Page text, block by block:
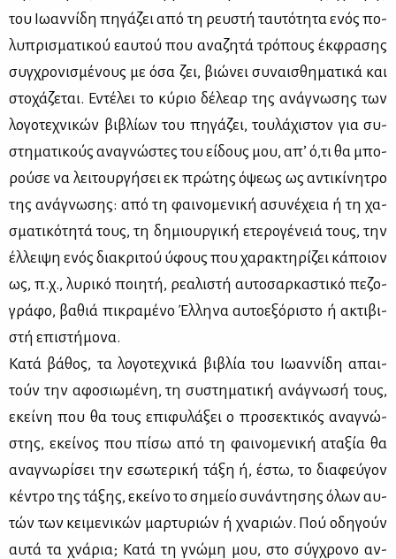
του Ιω­αν­νί­δη πη­γά­ζει από τη ρευ­στή ταυ­τό­τη­τα ενός πο­
λυ­πρι­σμα­τι­κού εαυ­τού που ανα­ζη­τά τρό­πους έκ­φρα­σης
συγ­χρο­νι­σμέ­νους με όσα ζει, βιώ­νει συ­ναι­σθη­μα­τι­κά και
στο­χά­ζε­ται. Εντέ­λει το κύ­ριο δέ­λε­αρ της ανά­γνω­σης των
λο­γο­τε­χνι­κών βι­βλί­ων του πη­γά­ζει, του­λά­χι­στον για συ­
στη­μα­τι­κούς ανα­γνώ­στες του εί­δους μου, απ’ ό,τι θα μπο­
ρού­σε να λει­τουρ­γή­σει εκ πρώ­της όψε­ως ως αντι­κί­νη­τρο
της ανά­γνω­σης: από τη φαι­νο­με­νι­κή ασυ­νέ­χεια ή τη χα­
σμα­τι­κό­τη­τά τους, τη δη­μιουρ­γι­κή ετε­ρο­γέ­νειά τους, την
έλ­λει­ψη ενός δια­κρι­τού ύφους που χα­ρα­κτη­ρί­ζει κά­ποιον
ως, π.χ., λυ­ρι­κό ποι­η­τή, ρε­α­λι­στή αυ­το­σαρ­κα­στι­κό πε­ζο­
γρά­φο, βα­θιά πι­κρα­μέ­νο Έλ­λη­να αυ­το­ε­ξό­ρι­στο ή ακτι­βι­
στή επι­στή­μο­να.
Κα­τά βά­θος, τα λο­γο­τε­χνι­κά βι­βλία του Ιω­αν­νί­δη απαι­
τούν την αφο­σιω­μέ­νη, τη συ­στη­μα­τι­κή ανά­γνω­σή τους,
εκεί­νη που θα τους επι­φυ­λά­ξει ο προ­σε­κτι­κός ανα­γνώ­
στης, εκεί­νος που πί­σω από τη φαι­νο­με­νι­κή ατα­ξία θα
ανα­γνω­ρί­σει την εσω­τε­ρι­κή τά­ξη ή, έστω, το δια­φεύ­γον
κέ­ντρο της τά­ξης, εκεί­νο το ση­μείο συ­νά­ντη­σης όλων αυ­
τών των κει­με­νι­κών μαρ­τυ­ριών ή χνα­ριών. Πού οδη­γούν
αυ­τά τα χνά­ρια; Κα­τά τη γνώ­μη μου, στο σύγ­χρο­νο αν­